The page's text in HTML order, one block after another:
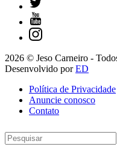
2026 © Jeso Carneiro -
Desenvolvido porED
Política de Privacidade
Anuncie conosco
Contato